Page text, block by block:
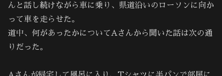
んと話し続けながら車に乗り、県道沿いのローソンに向か
って車を走らせた。
道中、何があったかについてAさんから聞いた話は次の通
りだった。